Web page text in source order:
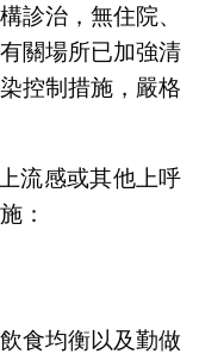
診治，無住院、
關場所已加強清
控制措施，嚴格
流感或其他上呼
：
食均衡以及勤做